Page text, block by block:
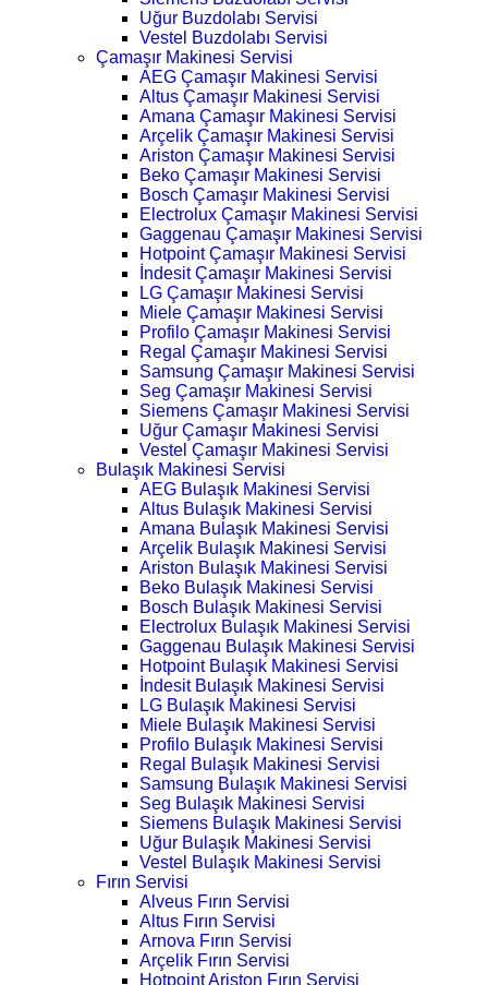
Uğur Buzdolabı Servisi
Vestel Buzdolabı Servisi
Çamaşır Makinesi Servisi
AEG Çamaşır Makinesi Servisi
Altus Çamaşır Makinesi Servisi
Amana Çamaşır Makinesi Servisi
Arçelik Çamaşır Makinesi Servisi
Ariston Çamaşır Makinesi Servisi
Beko Çamaşır Makinesi Servisi
Bosch Çamaşır Makinesi Servisi
Electrolux Çamaşır Makinesi Servisi
Gaggenau Çamaşır Makinesi Servisi
Hotpoint Çamaşır Makinesi Servisi
İndesit Çamaşır Makinesi Servisi
LG Çamaşır Makinesi Servisi
Miele Çamaşır Makinesi Servisi
Profilo Çamaşır Makinesi Servisi
Regal Çamaşır Makinesi Servisi
Samsung Çamaşır Makinesi Servisi
Seg Çamaşır Makinesi Servisi
Siemens Çamaşır Makinesi Servisi
Uğur Çamaşır Makinesi Servisi
Vestel Çamaşır Makinesi Servisi
Bulaşık Makinesi Servisi
AEG Bulaşık Makinesi Servisi
Altus Bulaşık Makinesi Servisi
Amana Bulaşık Makinesi Servisi
Arçelik Bulaşık Makinesi Servisi
Ariston Bulaşık Makinesi Servisi
Beko Bulaşık Makinesi Servisi
Bosch Bulaşık Makinesi Servisi
Electrolux Bulaşık Makinesi Servisi
Gaggenau Bulaşık Makinesi Servisi
Hotpoint Bulaşık Makinesi Servisi
İndesit Bulaşık Makinesi Servisi
LG Bulaşık Makinesi Servisi
Miele Bulaşık Makinesi Servisi
Profilo Bulaşık Makinesi Servisi
Regal Bulaşık Makinesi Servisi
Samsung Bulaşık Makinesi Servisi
Seg Bulaşık Makinesi Servisi
Siemens Bulaşık Makinesi Servisi
Uğur Bulaşık Makinesi Servisi
Vestel Bulaşık Makinesi Servisi
Fırın Servisi
Alveus Fırın Servisi
Altus Fırın Servisi
Arnova Fırın Servisi
Arçelik Fırın Servisi
Hotpoint Ariston Fırın Servisi